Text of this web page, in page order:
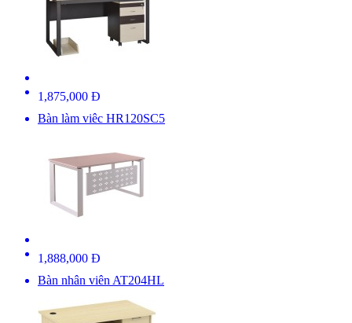
1,875,000 Đ
Bàn làm viêc HR120SC5
1,888,000 Đ
Bàn nhân viên AT204HL